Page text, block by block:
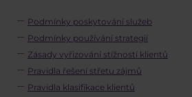
Podmínky poskytování služeb
Podmínky používání strategií
Zásady vyřizování stížností klientů
Pravidla řešení střetu zájmů
Pravidla klasifikace klientů